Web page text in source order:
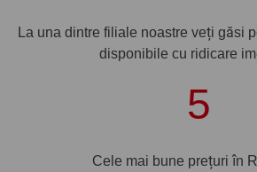
La una dintre filiale noastre veți găsi
disponibile cu ridicare
5
Cele mai bune prețuri în